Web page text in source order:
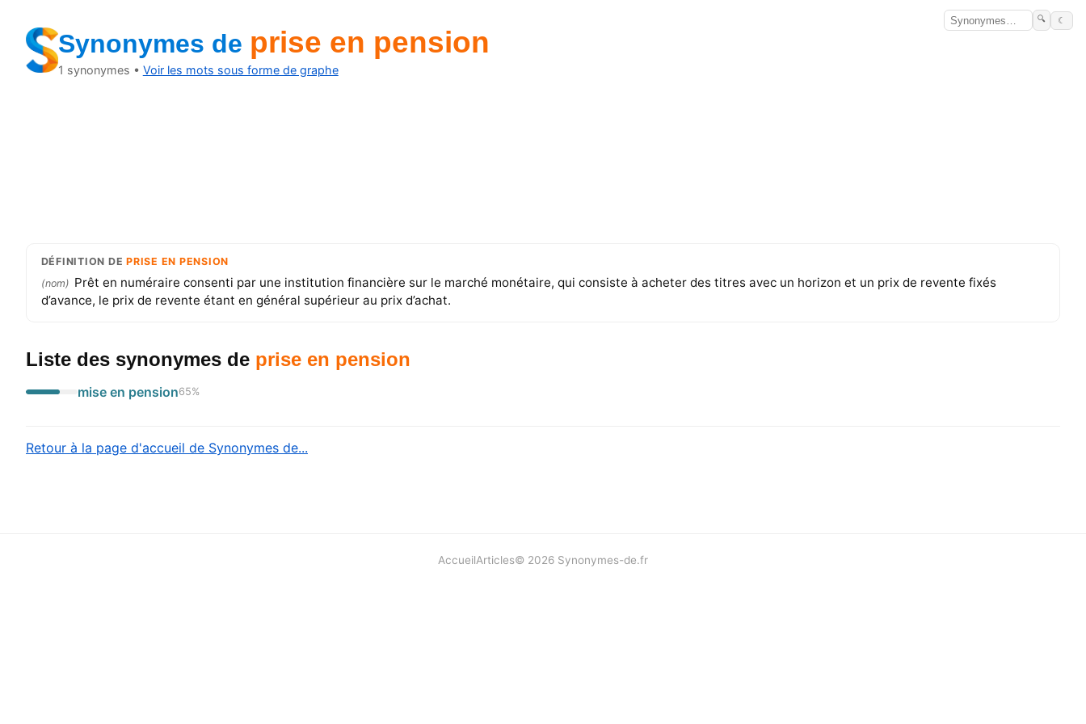
🔍 ☾
Synonymes de prise en pension
1 synonymes • Voir les mots sous forme de graphe
DÉFINITION DEPRISE EN PENSION
(nom) Prêt en numéraire consenti par une institution financière sur le marché monétaire, qui consiste à acheter des titres avec un horizon et un prix de revente fixés
d’avance, le prix de revente étant en général supérieur au prix d’achat.
Liste des synonymes de prise en pension
mise en pension65%
Retour à la page d'accueil de Synonymes de...
AccueilArticles© 2026 Synonymes-de.fr